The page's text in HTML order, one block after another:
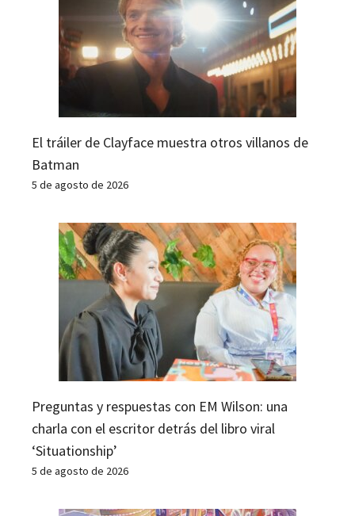
El tráiler de Clayface muestra otros villanos de
Batman
5 de agosto de 2026
Preguntas y respuestas con EM Wilson: una
charla con el escritor detrás del libro viral
‘Situationship’
5 de agosto de 2026